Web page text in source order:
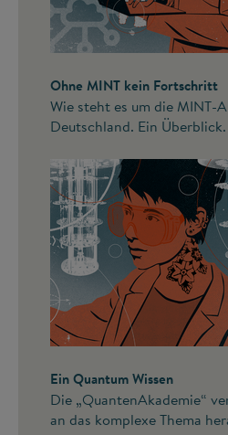
Ohne MINT kein Fortschritt
Wie steht es um die MINT-
Deutschland. Ein Überblick.
Ein Quantum Wissen
Die „QuantenAkademie“
an das komplexe Thema